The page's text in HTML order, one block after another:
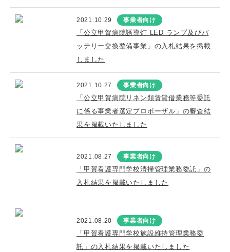
2021.10.29 事業者向け
「公立甲賀病院誘導灯 LED ランプ及びバ
ッテリー交換整備事業」の入札結果を掲載
しました
2021.10.27 事業者向け
「公立甲賀病院リネン類賃貸借業務等委託
に係る事業者選定プロポーザル」の審査結
果を掲載いたしました
2021.08.27 事業者向け
「甲賀看護専門学校清掃管理業務委託」の
入札結果を掲載いたしました
2021.08.20 事業者向け
「甲賀看護専門学校施設維持管理業務委
託」の入札結果を掲載いたしました